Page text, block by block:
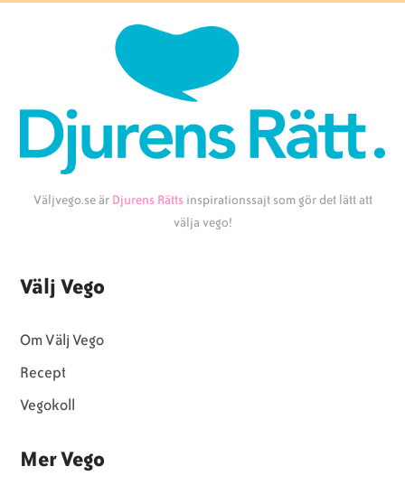
Väljvego.se är Djurens Rätts inspirationssajt som gör det lätt att
välja vego!
Välj Vego
Om Välj Vego
Recept
Vegokoll
Mer Vego